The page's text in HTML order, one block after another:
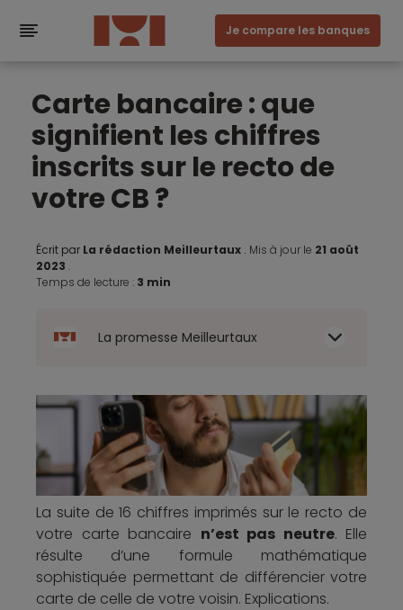
Je compare les banques
Carte bancaire : que
signifient les chiffres
inscrits sur le recto de
votre CB ?
Écrit par La rédaction Meilleurtaux . Mis à jour le 21 août
2023 .
Temps de lecture : 3 min
La promesse Meilleurtaux
La suite de 16 chiffres imprimés sur le recto de
votre carte bancaire n’est pas neutre. Elle
résulte d’une formule mathématique
sophistiquée permettant de différencier votre
carte de celle de votre voisin. Explications.